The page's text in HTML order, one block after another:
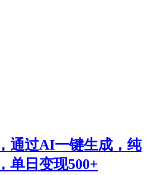
通过AI一键生成，纯
单日变现500+